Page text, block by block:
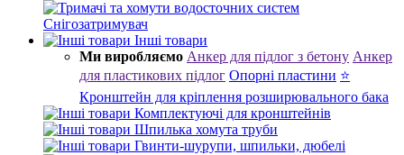
Снігозатримувач
Інші товари
Ми виробляємо Анкер для підлог з бетону Анкер
для пластикових підлог Опорні пластини ⭐
Кронштейн для кріплення розширювального бака
Комплектуючі для кронштейнів
Шпилька хомута труби
Гвинти-шурупи, шпильки, дюбелі